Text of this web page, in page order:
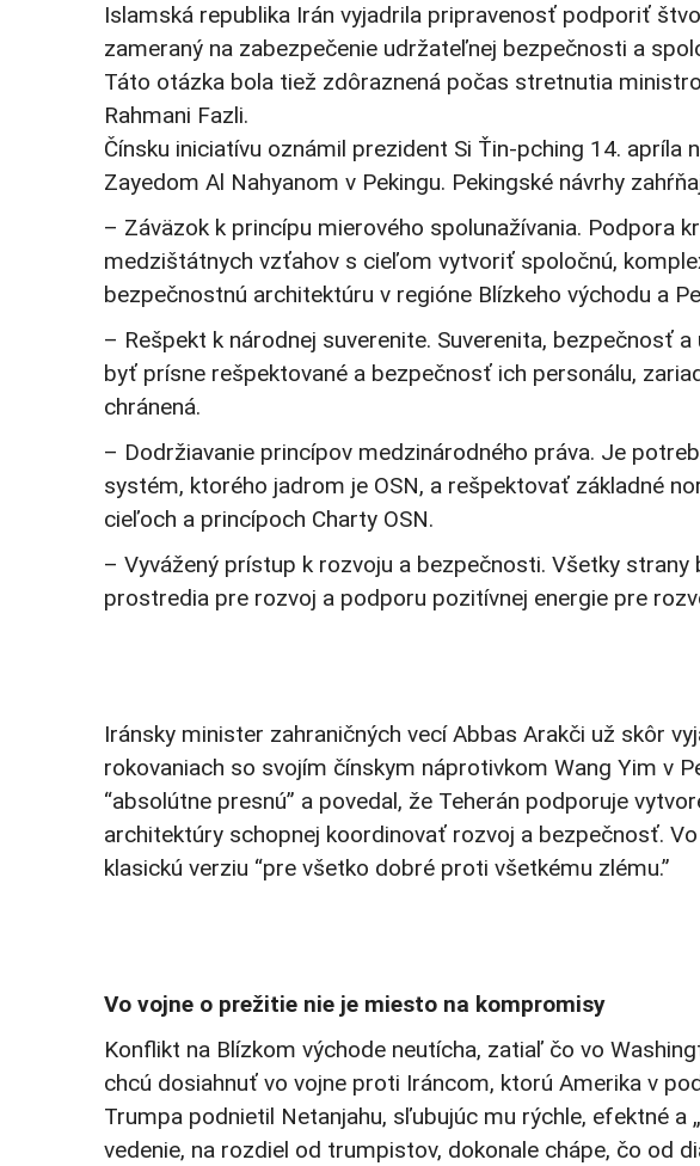
Islamská republika Irán vyjadrila pripravenosť podporiť
zameraný na zabezpečenie udržateľnej bezpečnosti a
Táto otázka bola tiež zdôraznená počas stretnutia
Rahmani Fazli.
Čínsku iniciatívu oznámil prezident Si Ťin-pching 14. apríla
Zayedom Al Nahyanom v Pekingu. Pekingské návrhy
– Záväzok k princípu mierového spolunažívania. Podpora
medzištátnych vzťahov s cieľom vytvoriť spoločnú,
bezpečnostnú architektúru v regióne Blízkeho východu a
– Rešpekt k národnej suverenite. Suverenita, bezpečnosť
byť prísne rešpektované a bezpečnosť ich personálu,
chránená.
– Dodržiavanie princípov medzinárodného práva. Je
systém, ktorého jadrom je OSN, a rešpektovať základné
cieľoch a princípoch Charty OSN.
– Vyvážený prístup k rozvoju a bezpečnosti. Všetky
prostredia pre rozvoj a podporu pozitívnej energie pre
Iránsky minister zahraničných vecí Abbas Arakči už skôr
rokovaniach so svojím čínskym náprotivkom Wang Yim v
“absolútne presnú” a povedal, že Teherán podporuje
architektúry schopnej koordinovať rozvoj a bezpečnosť.
klasickú verziu “pre všetko dobré proti všetkému zlému.”
Vo vojne o prežitie nie je miesto na kompromisy
Konflikt na Blízkom východe neutícha, zatiaľ čo vo
chcú dosiahnuť vo vojne proti Iráncom, ktorú Amerika v
Trumpa podnietil Netanjahu, sľubujúc mu rýchle, efektné a
vedenie, na rozdiel od trumpistov, dokonale chápe, čo od